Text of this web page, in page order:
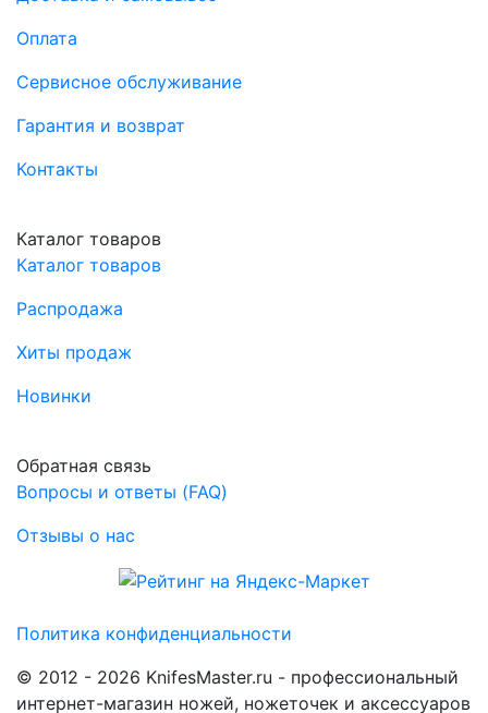
Оплата
Сервисное обслуживание
Гарантия и возврат
Контакты
Каталог товаров
Каталог товаров
Распродажа
Хиты продаж
Новинки
Обратная связь
Вопросы и ответы (FAQ)
Отзывы о нас
Политика конфиденциальности
© 2012 - 2026 KnifesMaster.ru - профессиональный
интернет-магазин ножей, ножеточек и аксессуаров